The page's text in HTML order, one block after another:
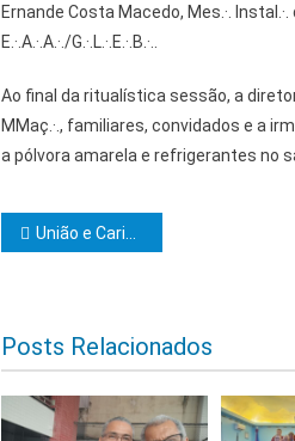
Ernande Costa Macedo, Mes.·. Instal.·.
E.·.A.·.A.·./G.·.L.·.E.·.B.·..
Ao final da ritualística sessão, a
MMaç.·., familiares, convidados e a
a pólvora amarela e refrigerantes no
Navegação de Post
União e Caridade convida os IIr.·. do sul da Bahia para uma sessão econômica
Posts Relacionados